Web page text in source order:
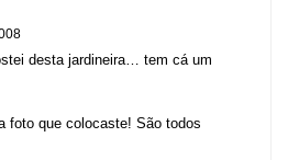
desta jardineira… tem cá um
foto que colocaste! São todos